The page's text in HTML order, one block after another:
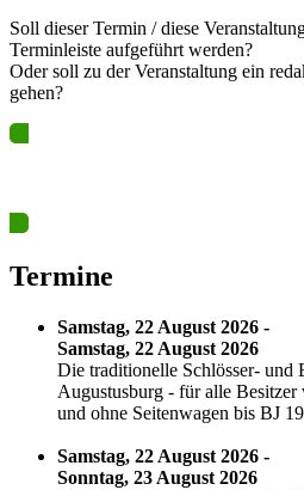
Soll dieser Termin / diese
Terminleiste aufgeführt werden?
Oder soll zu der Veranstaltung ein
gehen?
Termine
Samstag, 22 August 2026 -
Samstag, 22 August 2026
Die traditionelle Schlösser- und
Augustusburg - für alle
und ohne Seitenwagen bis BJ
Samstag, 22 August 2026 -
Sonntag, 23 August 2026